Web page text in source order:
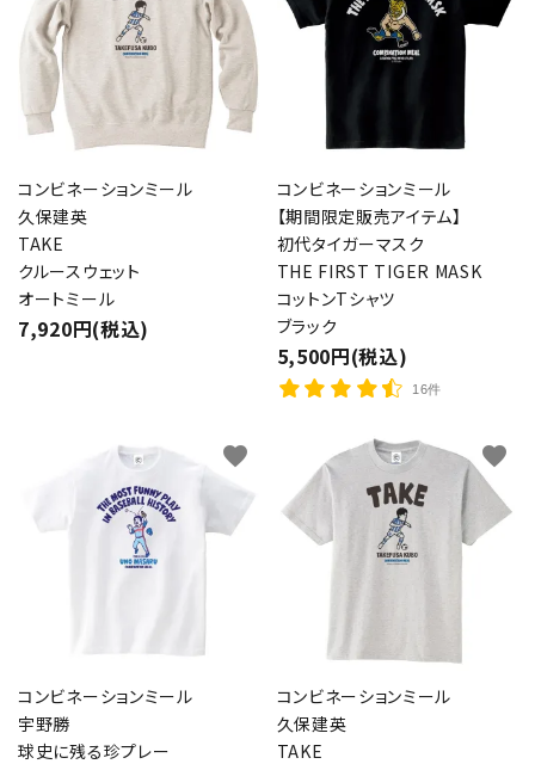
コンビネーションミール
久保建英
TAKE
クルースウェット
オートミール
7,920円(税込)
コンビネーションミール
【期間限定販売アイテム】
初代タイガーマスク
THE FIRST TIGER MASK
コットンTシャツ
ブラック
5,500円(税込)
16件
コンビネーションミール
宇野勝
球史に残る珍プレー
favorite
コンビネーションミール
久保建英
TAKE
favorite